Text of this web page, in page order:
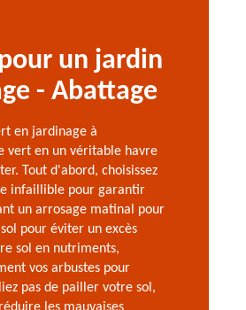
un jardin
- Abattage
en jardinage à
vert en un véritable havre
Tout d'abord, choisissez
infaillible pour garantir
un arrosage matinal pour
pour éviter un excès
sol en nutriments,
vos arbustes pour
pas de pailler votre sol,